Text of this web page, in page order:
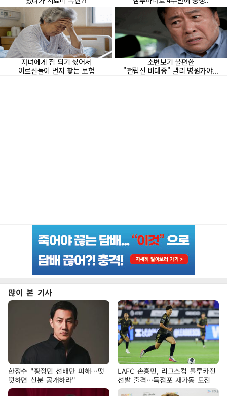
많이 본 기사
한정수 "황정민 선배만 피해…떳
떳하면 신분 공개하라"
LAFC 손흥민, 리그스컵 톨루카전
선발 출격…득점포 재가동 도전